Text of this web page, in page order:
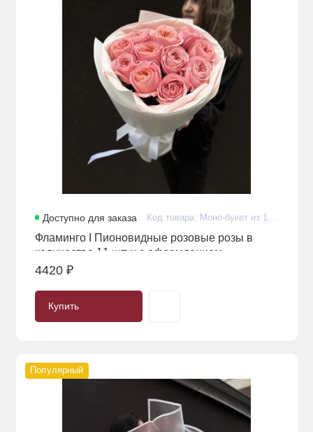
Доступно для заказа Код товара: Моно-букет из 11 стойких пионовидных розовых роз в оформлении
Фламинго I Пионовидные розовые розы в
количестве 11 штук с оформлением
4420 ₽
Купить
Популярный